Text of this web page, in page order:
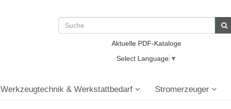
Aktuelle PDF-Kataloge
Select Language ▼
Werkzeugtechnik & Werkstattbedarf Stromerzeuger